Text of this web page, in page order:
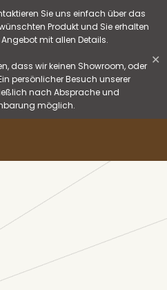
Sie uns einfach über das
Produkt und Sie erhalten
mit allen Details.
dass wir keinen Showroom, oder
persönlicher Besuch unserer
nach Absprache und
möglich.
✕